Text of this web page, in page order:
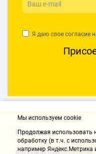
Я даю свое согласие
Контакты
Мы используем cookie
Продолжая использовать
обработку (в т.ч. с
например Яндекс.Метрика